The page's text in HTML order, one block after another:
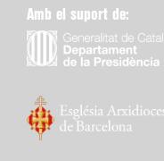
Amb el suport de: